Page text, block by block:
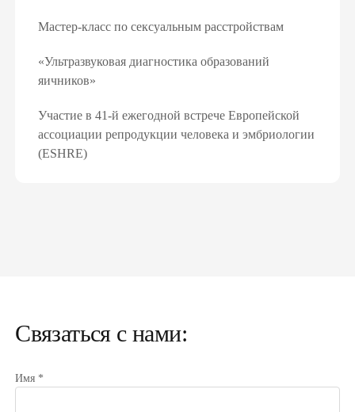
Мастер-класс по сексуальным расстройствам
«Ультразвуковая диагностика образований
яичников»
Участие в 41-й ежегодной встрече Европейской
ассоциации репродукции человека и эмбриологии
(ESHRE)
Связаться с нами:
Имя *